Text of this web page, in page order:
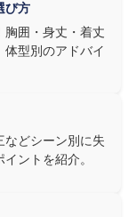
、バイオリンやソ
やアンサンブル
演目に合わせた
やすさ"です。ピ
なら弓を動かす
いこと——演奏の
び方
胸囲・身丈・着丈
型別のアドバイ
などシーン別に失
ントを紹介。